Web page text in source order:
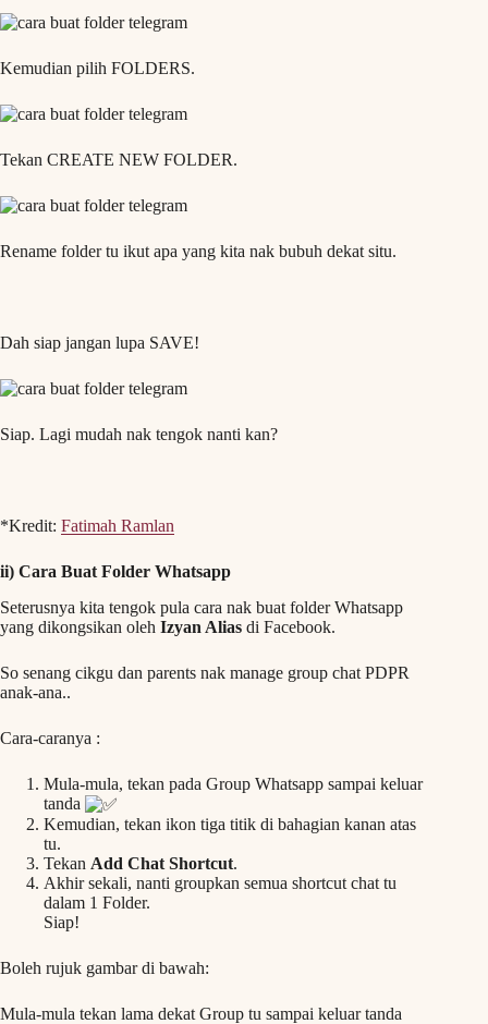
Kemudian pilih FOLDERS.
Tekan CREATE NEW FOLDER.
Rename folder tu ikut apa yang kita nak bubuh dekat situ.
Dah siap jangan lupa SAVE!
Siap. Lagi mudah nak tengok nanti kan?
*Kredit: Fatimah Ramlan
ii) Cara Buat Folder Whatsapp
Seterusnya kita tengok pula cara nak buat folder Whatsapp
yang dikongsikan oleh Izyan Alias di Facebook.
So senang cikgu dan parents nak manage group chat PDPR
anak-ana..
Cara-caranya :
Mula-mula, tekan pada Group Whatsapp sampai keluar
tanda
Kemudian, tekan ikon tiga titik di bahagian kanan atas
tu.
Tekan Add Chat Shortcut.
Akhir sekali, nanti groupkan semua shortcut chat tu
dalam 1 Folder.
Siap!
Boleh rujuk gambar di bawah:
Mula-mula tekan lama dekat Group tu sampai keluar tanda